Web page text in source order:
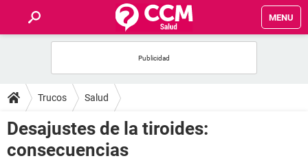
MENU
FOROS
SALUD
FAMILIA
Trucos Salud
Desajustes de la tiroides:
consecuencias